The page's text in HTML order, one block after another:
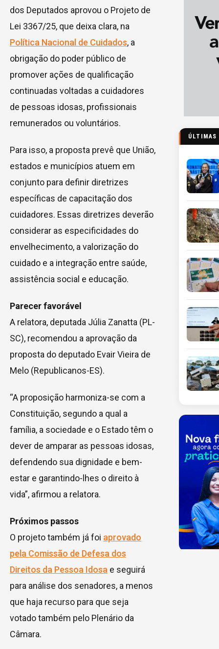
dos Deputados aprovou o Projeto de
Lei 3367/25, que deixa clara, na
Política Nacional de Cuidados, a
obrigação do poder público de
promover ações de qualificação
continuadas voltadas a cuidadores
de pessoas idosas, profissionais
remunerados ou voluntários.
Para isso, a proposta prevê que União,
estados e municípios atuem em
conjunto para definir diretrizes
específicas de capacitação dos
cuidadores. Essas diretrizes deverão
considerar as especificidades do
envelhecimento, a valorização do
cuidado e a integração entre saúde,
assistência social e educação.
Parecer favorável
A relatora, deputada Júlia Zanatta (PL-
SC), recomendou a aprovação da
proposta do deputado Evair Vieira de
Melo (Republicanos-ES).
“A proposição harmoniza-se com a
Constituição, segundo a qual a
família, a sociedade e o Estado têm o
dever de amparar as pessoas idosas,
defendendo sua dignidade e bem-
estar e garantindo-lhes o direito à
vida”, afirmou a relatora.
Próximos passos
O projeto também já foi aprovado
pela Comissão de Defesa dos
Direitos da Pessoa Idosa e seguirá
para análise dos senadores, a menos
que haja recurso para que seja
votado também pelo Plenário da
Câmara.